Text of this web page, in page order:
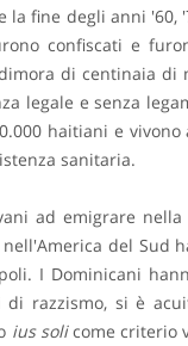
fine degli anni
confiscati e
di centinaia di
legale e senza
haitiani e
sanitaria.
ad emigrare
del Sud
I Dominicani
razzismo, si è
ius solicome criterio